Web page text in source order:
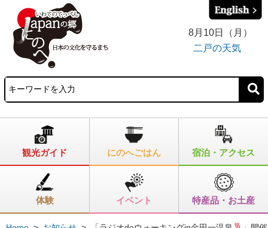
8月10日（月）
二戸の天気
観光ガイド にのへごはん 宿泊・アクセス
体験 イベント 特産品・お土産